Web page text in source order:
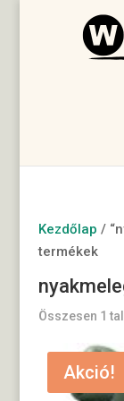
Kezdőlap /
termékek
Összesen 1
Akció!